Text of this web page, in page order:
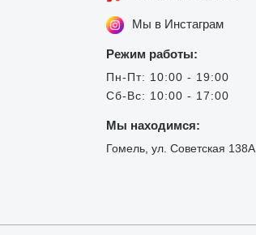
Мы в Инстаграм
Режим работы:
Пн-Пт: 10:00 - 19:00
Сб-Вс: 10:00 - 17:00
Мы находимся:
Гомель, ул. Советская 138А